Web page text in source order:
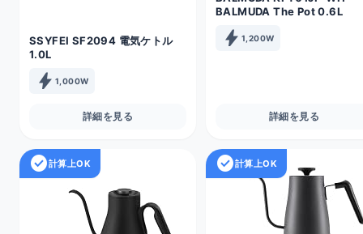
SSYFEI SF2094 電気ケトル
1.0L
bolt 1,000W
詳細を見る
BALMUDA The Pot 0.6L
bolt 1,200W
詳細を見る
check_circle計算上OK check_circle計算上OK